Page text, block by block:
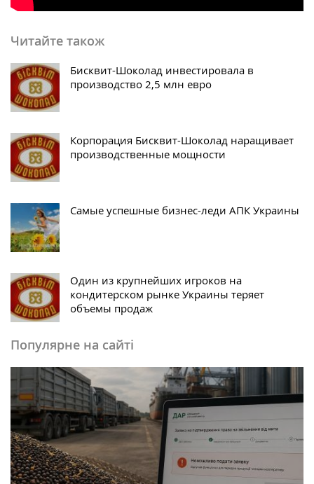
Читайте також
Бисквит-Шоколад инвестировала в
производство 2,5 млн евро
Корпорация Бисквит-Шоколад наращивает
производственные мощности
Самые успешные бизнес-леди АПК Украины
Один из крупнейших игроков на
кондитерском рынке Украины теряет
объемы продаж
Популярне на сайті